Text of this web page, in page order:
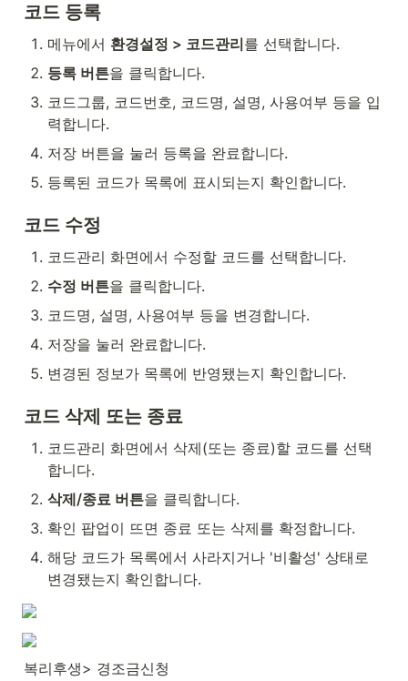
코드 등록
메뉴에서 환경설정 > 코드관리를 선택합니다.
등록 버튼을 클릭합니다.
코드그룹, 코드번호, 코드명, 설명, 사용여부 등을 입
력합니다.
저장 버튼을 눌러 등록을 완료합니다.
등록된 코드가 목록에 표시되는지 확인합니다.
코드 수정
코드관리 화면에서 수정할 코드를 선택합니다.
수정 버튼을 클릭합니다.
코드명, 설명, 사용여부 등을 변경합니다.
저장을 눌러 완료합니다.
변경된 정보가 목록에 반영됐는지 확인합니다.
코드 삭제 또는 종료
코드관리 화면에서 삭제(또는 종료)할 코드를 선택
합니다.
삭제/종료 버튼을 클릭합니다.
확인 팝업이 뜨면 종료 또는 삭제를 확정합니다.
해당 코드가 목록에서 사라지거나 '비활성' 상태로
변경됐는지 확인합니다.
복리후생> 경조금신청